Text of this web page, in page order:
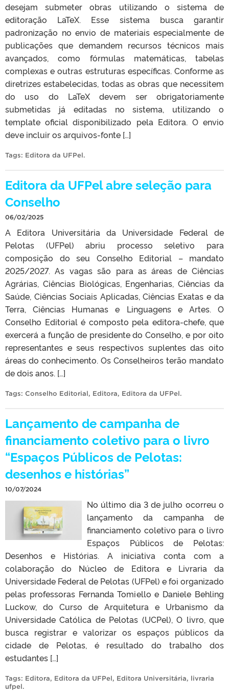
desejam submeter obras utilizando o sistema de
editoração LaTeX. Esse sistema busca garantir
padronização no envio de materiais especialmente de
publicações que demandem recursos técnicos mais
avançados, como fórmulas matemáticas, tabelas
complexas e outras estruturas específicas. Conforme as
diretrizes estabelecidas, todas as obras que necessitem
do uso do LaTeX devem ser obrigatoriamente
submetidas já editadas no sistema, utilizando o
template oficial disponibilizado pela Editora. O envio
deve incluir os arquivos-fonte […]
Tags: Editora da UFPel.
Editora da UFPel abre seleção para
Conselho
06/02/2025
A Editora Universitária da Universidade Federal de
Pelotas (UFPel) abriu processo seletivo para
composição do seu Conselho Editorial – mandato
2025/2027. As vagas são para as áreas de Ciências
Agrárias, Ciências Biológicas, Engenharias, Ciências da
Saúde, Ciências Sociais Aplicadas, Ciências Exatas e da
Terra, Ciências Humanas e Linguagens e Artes. O
Conselho Editorial é composto pela editora-chefe, que
exercerá a função de presidente do Conselho, e por oito
representantes e seus respectivos suplentes das oito
áreas do conhecimento. Os Conselheiros terão mandato
de dois anos. […]
Tags: Conselho Editorial, Editora, Editora da UFPel.
Lançamento de campanha de
financiamento coletivo para o livro
“Espaços Públicos de Pelotas:
desenhos e histórias”
10/07/2024
No último dia 3 de julho ocorreu o
lançamento da campanha de
financiamento coletivo para o livro
Espaços Públicos de Pelotas:
Desenhos e Histórias. A iniciativa conta com a
colaboração do Núcleo de Editora e Livraria da
Universidade Federal de Pelotas (UFPel) e foi organizado
pelas professoras Fernanda Tomiello e Daniele Behling
Luckow, do Curso de Arquitetura e Urbanismo da
Universidade Católica de Pelotas (UCPel), O livro, que
busca registrar e valorizar os espaços públicos da
cidade de Pelotas, é resultado do trabalho dos
estudantes […]
Tags: Editora, Editora da UFPel, Editora Universitária, livraria
ufpel.